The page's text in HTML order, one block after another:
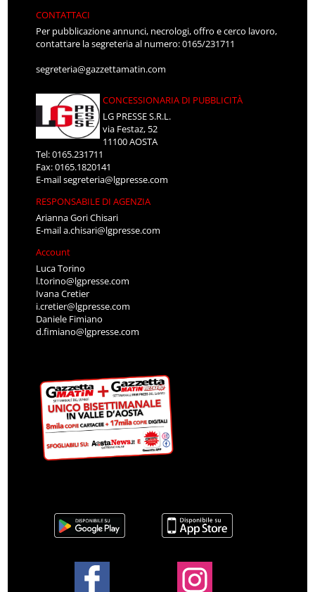
CONTATTACI
Per pubblicazione annunci, necrologi, offro e cerco lavoro,
contattare la segreteria al numero: 0165/231711
segreteria@gazzettamatin.com
CONCESSIONARIA DI PUBBLICITÀ
LG PRESSE S.R.L.
via Festaz, 52
11100 AOSTA
Tel: 0165.231711
Fax: 0165.1820141
E-mailsegreteria@lgpresse.com
RESPONSABILE DI AGENZIA
Arianna Gori Chisari
E-maila.chisari@lgpresse.com
Account
Luca Torino
l.torino@lgpresse.com
Ivana Cretier
i.cretier@lgpresse.com
Daniele Fimiano
d.fimiano@lgpresse.com